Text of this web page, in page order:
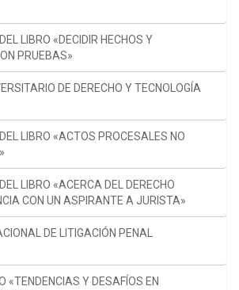
LIBRO «DECIDIR HECHOS Y
PRUEBAS»
DE DERECHO Y TECNOLOGÍA
LIBRO «ACTOS PROCESALES NO
LIBRO «ACERCA DEL DERECHO
CON UN ASPIRANTE A JURISTA»
DE LITIGACIÓN PENAL
«TENDENCIAS Y DESAFÍOS EN